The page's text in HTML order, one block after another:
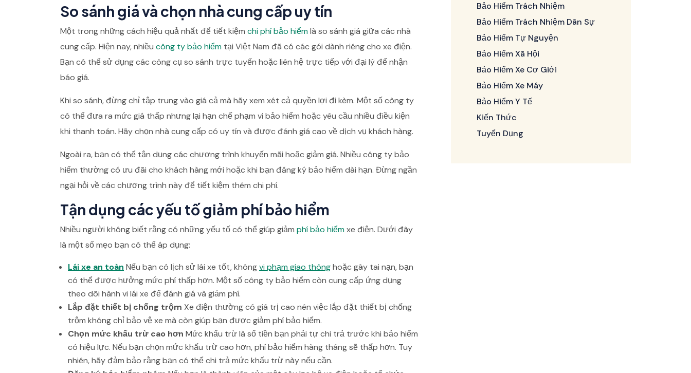
So sánh giá và chọn nhà cung cấp uy tín
Một trong những cách hiệu quả nhất để tiết kiệm chi phí bảo hiểmlà so sánh giá giữa các nhà
cung cấp. Hiện nay, nhiều công ty bảo hiểm tại Việt Nam đã có các gói dành riêng cho xe điện.
Bạn có thể sử dụng các công cụ so sánh trực tuyến hoặc liên hệ trực tiếp với đại lý để nhận
báo giá.
Khi so sánh, đừng chỉ tập trung vào giá cả mà hãy xem xét cả quyền lợi đi kèm. Một số công ty
có thể đưa ra mức giá thấp nhưng lại hạn chế phạm vi bảo hiểm hoặc yêu cầu nhiều điều kiện
khi thanh toán. Hãy chọn nhà cung cấp có uy tín và được đánh giá cao về dịch vụ khách hàng.
Ngoài ra, bạn có thể tận dụng các chương trình khuyến mãi hoặc giảm giá. Nhiều công ty bảo
hiểm thường có ưu đãi cho khách hàng mới hoặc khi bạn đăng ký bảo hiểm dài hạn. Đừng ngần
ngại hỏi về các chương trình này để tiết kiệm thêm chi phí.
Tận dụng các yếu tố giảm phí bảo hiểm
Nhiều người không biết rằng có những yếu tố có thể giúp giảm phí bảo hiểmxe điện. Dưới đây
là một số mẹo bạn có thể áp dụng:
Lái xe an toàn Nếu bạn có lịch sử lái xe tốt, khôngvi phạm giao thônghoặc gây tai nạn, bạn
có thể được hưởng mức phí thấp hơn. Một số công ty bảo hiểm còn cung cấp ứng dụng
theo dõi hành vi lái xe để đánh giá và giảm phí.
Lắp đặt thiết bị chống trộm Xe điện thường có giá trị cao nên việc lắp đặt thiết bị chống
trộm không chỉ bảo vệ xe mà còn giúp bạn được giảm phí bảo hiểm.
Chọn mức khấu trừ cao hơn Mức khấu trừ là số tiền bạn phải tự chi trả trước khi bảo hiểm
có hiệu lực. Nếu bạn chọn mức khấu trừ cao hơn, phí bảo hiểm hàng tháng sẽ thấp hơn. Tuy
nhiên, hãy đảm bảo rằng bạn có thể chi trả mức khấu trừ này nếu cần.
Bảo Hiểm Trách Nhiệm
Bảo Hiểm Trách Nhiệm Dân Sự
Bảo Hiểm Tự Nguyện
Bảo Hiểm Xã Hội
Bảo Hiểm Xe Cơ Giới
Bảo Hiểm Xe Máy
Bảo Hiểm Y Tế
Kiến Thức
Tuyển Dụng